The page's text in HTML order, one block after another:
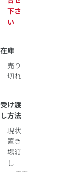
下さ
い
在庫
売り
切れ
受け渡
し方法
現状
置き
場渡
し